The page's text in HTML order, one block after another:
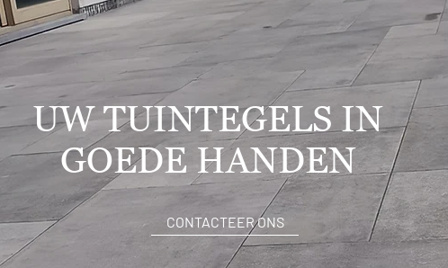
UW TUINTEGELS IN
GOEDE HANDEN
CONTACTEER ONS